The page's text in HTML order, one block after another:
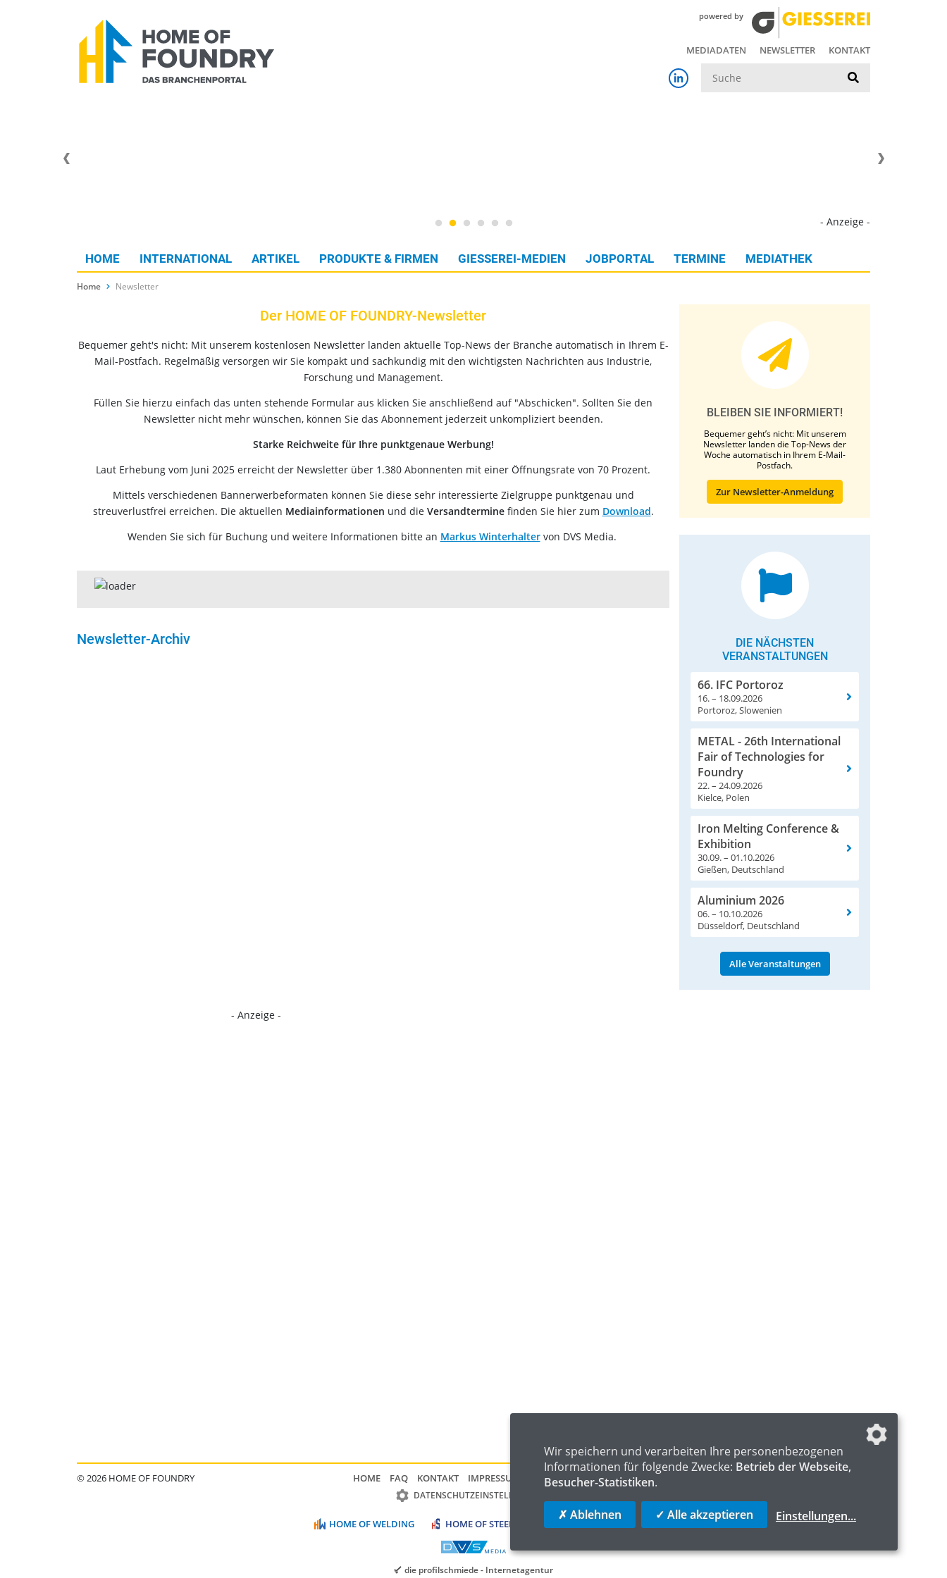
powered by
MEDIADATEN NEWSLETTER KONTAKT
- Anzeige -
HOME INTERNATIONAL ARTIKEL PRODUKTE & FIRMEN GIESSEREI-MEDIEN JOBPORTAL TERMINE MEDIATHEK
Home Newsletter
Der HOME OF FOUNDRY-Newsletter
Bequemer geht's nicht: Mit unserem kostenlosen Newsletter landen aktuelle Top-News der Branche automatisch in Ihrem E-
Mail-Postfach. Regelmäßig versorgen wir Sie kompakt und sachkundig mit den wichtigsten Nachrichten aus Industrie,
Forschung und Management.
Füllen Sie hierzu einfach das unten stehende Formular aus klicken Sie anschließend auf "Abschicken". Sollten Sie den
Newsletter nicht mehr wünschen, können Sie das Abonnement jederzeit unkompliziert beenden.
Starke Reichweite für Ihre punktgenaue Werbung!
Laut Erhebung vom Juni 2025 erreicht der Newsletter über 1.380 Abonnenten mit einer Öffnungsrate von 70 Prozent.
Mittels verschiedenen Bannerwerbeformaten können Sie diese sehr interessierte Zielgruppe punktgenau und
streuverlustfrei erreichen. Die aktuellen Mediainformationen und die Versandterminefinden Sie hier zum Download.
Wenden Sie sich für Buchung und weitere Informationen bitte an Markus Winterhaltervon DVS Media.
Newsletter-Archiv
BLEIBEN SIE INFORMIERT!
Bequemer geht’s nicht: Mit unserem
Newsletter landen die Top-News der
Woche automatisch in Ihrem E-Mail-
Postfach.
Zur Newsletter-Anmeldung
DIE NÄCHSTEN
VERANSTALTUNGEN
66. IFC Portoroz
16. – 18.09.2026
Portoroz, Slowenien
METAL - 26th International
Fair of Technologies for
Foundry
22. – 24.09.2026
Kielce, Polen
Iron Melting Conference &
Exhibition
30.09. – 01.10.2026
Gießen, Deutschland
Aluminium 2026
06. – 10.10.2026
Düsseldorf, Deutschland
Alle Veranstaltungen
- Anzeige -
© 2026 HOME OF FOUNDRY HOME FAQ KONTAKT IMPRESSUM DATENSCHUTZ
DATENSCHUTZEINSTELLUNGEN
HOME OF WELDING HOME OF STEEL
die profilschmiede - Internetagentur
Wir speichern und verarbeiten Ihre personenbezogenen
Informationen für folgende Zwecke: Betrieb der Webseite,
Besucher-Statistiken.
✗ Ablehnen ✓ Alle akzeptieren Einstellungen...